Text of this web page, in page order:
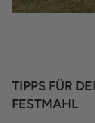
TIPPS FÜR
FESTMAHL